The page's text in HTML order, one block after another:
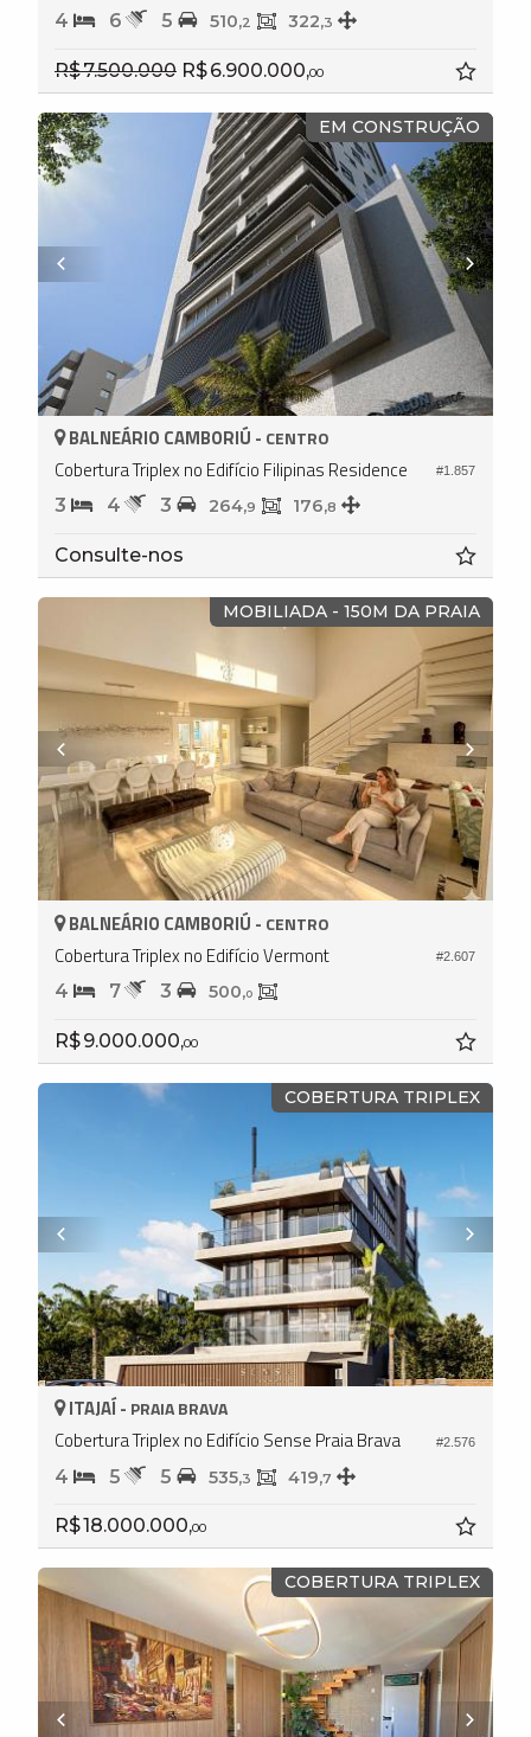
4 6 5 510,2 322,3
R$ 7.500.000 R$ 6.900.000,00
EM CONSTRUÇÃO
#1.857
BALNEÁRIO CAMBORIÚ - CENTRO
Cobertura Triplex no Edifício Filipinas Residence
3 4 3 264,9 176,8
Consulte-nos
MOBILIADA - 150M DA PRAIA
#2.607
BALNEÁRIO CAMBORIÚ - CENTRO
Cobertura Triplex no Edifício Vermont
4 7 3 500,0
R$ 9.000.000,00
COBERTURA TRIPLEX
#2.576
ITAJAÍ - PRAIA BRAVA
Cobertura Triplex no Edifício Sense Praia Brava
4 5 5 535,3 419,7
R$ 18.000.000,00
COBERTURA TRIPLEX